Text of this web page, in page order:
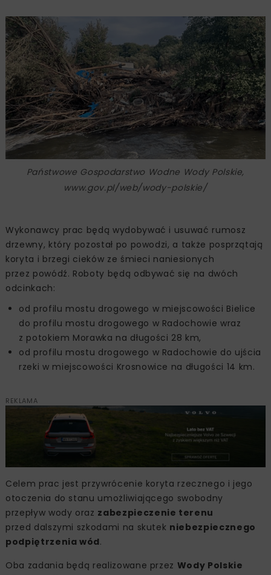
Państwowe Gospodarstwo Wodne Wody Polskie,
www.gov.pl/web/wody-polskie/
Wykonawcy prac będą wydobywać i usuwać rumosz
drzewny, który pozostał po powodzi, a także posprzątają
koryta i brzegi cieków ze śmieci naniesionych
przez powódź. Roboty będą odbywać się na dwóch
odcinkach:
od profilu mostu drogowego w miejscowości Bielice
do profilu mostu drogowego w Radochowie wraz
z potokiem Morawka na długości 28 km,
od profilu mostu drogowego w Radochowie do ujścia
rzeki w miejscowości Krosnowice na długości 14 km.
REKLAMA
Celem prac jest przywrócenie koryta rzecznego i jego
otoczenia do stanu umożliwiającego swobodny
przepływ wody oraz zabezpieczenie terenu
przed dalszymi szkodami na skutek niebezpiecznego
podpiętrzenia wód.
Oba zadania będą realizowane przez Wody Polskie